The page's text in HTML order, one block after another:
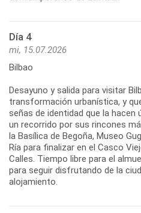
Día 4
mi, 15.07.2026
Bilbao
Desayuno y salida para visitar
transformación urbanística, y
señas de identidad que la hacen
un recorrido por sus rincones
la Basílica de Begoña, Museo
Ría para finalizar en el Casco
Calles. Tiempo libre para el
para seguir disfrutando de la